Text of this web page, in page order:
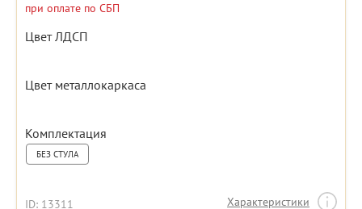
при оплате по СБП
Цвет ЛДСП
Цвет металлокаркаса
Комплектация
БЕЗ СТУЛА
ID: 13311 Характеристики